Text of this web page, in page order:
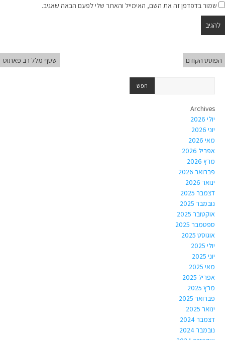
שמור בדפדפן זה את השם, האימייל והאתר שלי לפעם הבאה שאגיב.
הפוסט הקודם שטף מלל רב פאתוס
Archives
יולי 2026
יוני 2026
מאי 2026
אפריל 2026
מרץ 2026
פברואר 2026
ינואר 2026
דצמבר 2025
נובמבר 2025
אוקטובר 2025
ספטמבר 2025
אוגוסט 2025
יולי 2025
יוני 2025
מאי 2025
אפריל 2025
מרץ 2025
פברואר 2025
ינואר 2025
דצמבר 2024
נובמבר 2024